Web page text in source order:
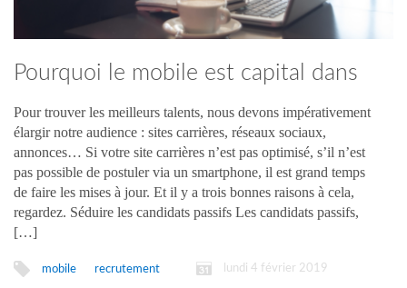
Pourquoi le mobile est capital dans
votre stratégie de recrutement ?
Pour trouver les meilleurs talents, nous devons impérativement
élargir notre audience : sites carrières, réseaux sociaux,
annonces… Si votre site carrières n’est pas optimisé, s’il n’est
pas possible de postuler via un smartphone, il est grand temps
de faire les mises à jour. Et il y a trois bonnes raisons à cela,
regardez. Séduire les candidats passifs Les candidats passifs,
[…]
mobile recrutement lundi 4 février 2019